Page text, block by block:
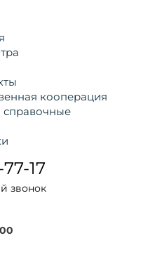
кооперация
справочные
17
звонок